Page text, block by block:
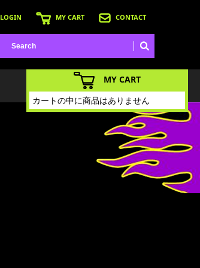
LOGIN MY CART CONTACT
MY CART
カートの中に商品はありません